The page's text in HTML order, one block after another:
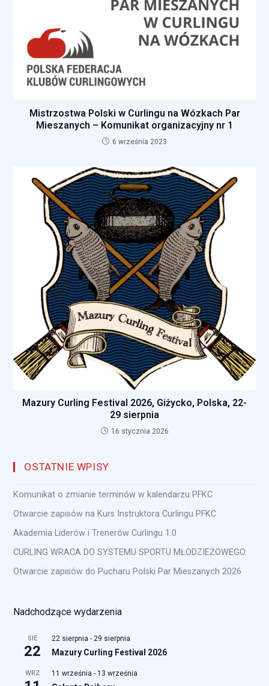
Mistrzostwa Polski w Curlingu na Wózkach Par
Mieszanych – Komunikat organizacyjny nr 1
6 września 2023
Mazury Curling Festival 2026, Giżycko, Polska, 22-
29 sierpnia
16 stycznia 2026
OSTATNIE WPISY
Komunikat o zmianie terminów w kalendarzu PFKC
Otwarcie zapisów na Kurs Instruktora Curlingu PFKC
Akademia Liderów i Trenerów Curlingu 1.0
CURLING WRACA DO SYSTEMU SPORTU MŁODZIEŻOWEGO
Otwarcie zapisów do Pucharu Polski Par Mieszanych 2026
Nadchodzące wydarzenia
SIE
22
22 sierpnia - 29 sierpnia
Mazury Curling Festival 2026
WRZ 11 września - 13 września